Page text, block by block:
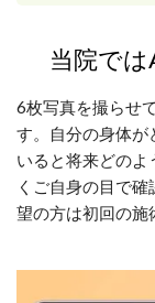
当院で
6枚写真を撮らせ
す。自分の身体が
いると将来どのよ
くご自身の目で
望の方は初回の施